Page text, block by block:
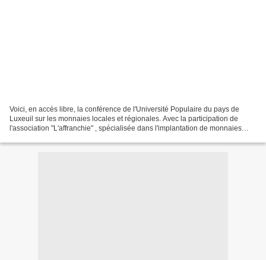
Voici, en accès libre, la conférence de l'Université Populaire du pays de
Luxeuil sur les monnaies locales et régionales. Avec la participation de
l'association "L'affranchie" , spécialisée dans l'implantation de monnaies